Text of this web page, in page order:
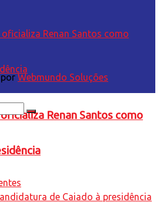
Renan Santos como
porWebmundo Soluções